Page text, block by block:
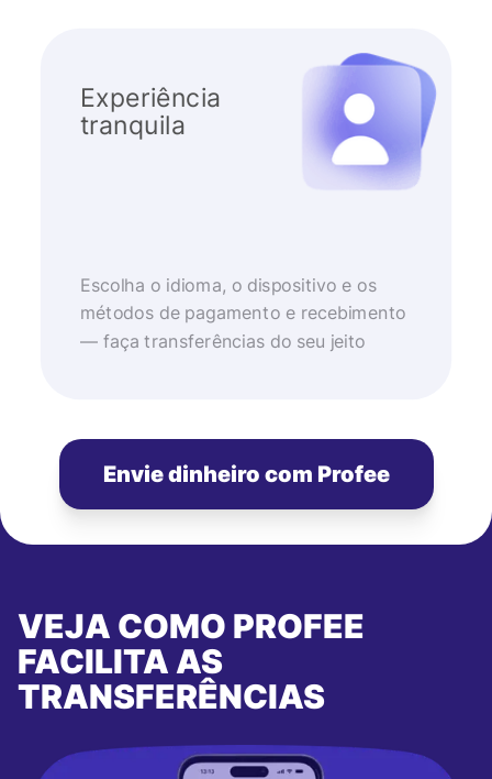
Experiência
tranquila
Escolha o idioma, o dispositivo e os
métodos de pagamento e recebimento
— faça transferências do seu jeito
Envie dinheiro com Profee
VEJA COMO PROFEE
FACILITA AS
TRANSFERÊNCIAS